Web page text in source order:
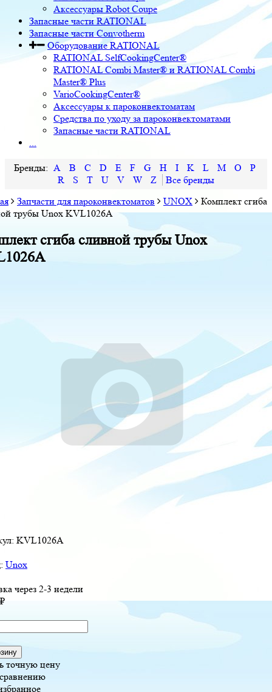
Аксессуары Robot Coupe
Запасные части RATIONAL
Запасные части Convotherm
Оборудование RATIONAL
RATIONAL SelfCookingCenter®
RATIONAL Combi Master® и RATIONAL Combi
Master® Plus
VarioCookingCenter®
Аксессуары к пароконвектоматам
Средства по уходу за пароконвектоматами
Запасные части RATIONAL
...
A B C D E F G H I K L M O
P
R
S T U V W
Z
Запчасти для пароконвектоматов UNOX
Комплект сгиба
трубы Unox KVL1026A
сгиба сливной трубы Unox
KVL1026A
Unox
через 2-3 недели
₽
точную цену